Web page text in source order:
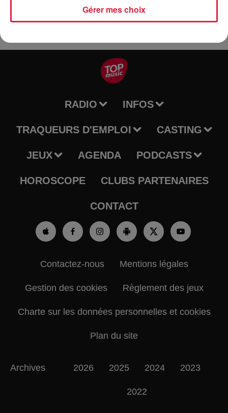
RADIO INFOS
TRAQUEURS D'EMPLOI CASTING
JEUX AGENDA PODCASTS
HOROSCOPE CLUBS PARTENAIRES
CONTACT
Contactez-nous Mentions légales
Gestion des cookies Règlement des jeux
Charte sur les données personnelles et cookies
Plan du site
Archives 2026 2025 2024 2023
2022
Gérer mes choix